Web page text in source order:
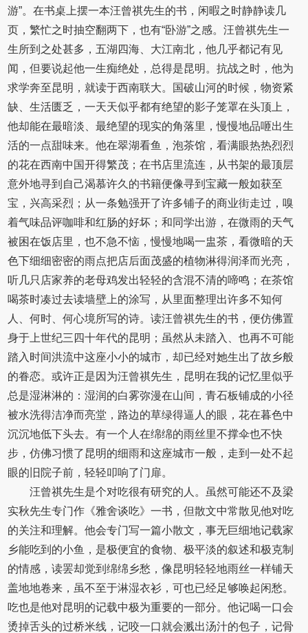
游”。在书桌上摆一本汪曾祺先生的书，闲暇之时静静读几
页，繁忙之时抽空翻两下，也有“卧游”之感。汪曾祺先生一
生所到之处甚多，五湖四海、大江南北，他几乎都记有见
闻，但要说起他一生痴绝处，总得是昆明。抗战之时，他为
求学奔至昆明，就读于西南联大。国破山河的时候，物资紧
缺、生活匮乏，一天天似乎都有绝望的影子笼罩在头顶上，
他却能在最暗淡、最绝望的现实的角落里，慢慢地品咂出生
活的一点甜味来。他在翠湖看鱼，泡茶馆，看满眼热热烈烈
的花在西南中国开得繁茂；在书店里流连，从书架的最顶层
意外地寻到自己渴慕许久的书籍便像寻到宝藏一般如获至
宝，兴高采烈；从一条勉强开了许多铺子的商业街走过，嗅
着气味品评咖啡和红肠的好坏；和同学出游，在微雨的天气
被困在饭店里，也不急不恼，慢慢地喝一盅茶，看微暗的天
色下细细密密的雨点把店后面茂盛的植物淋得润泽而光亮，
听几只店家养的老母鸡发出轻轻的含混不清的啼鸣；在茶馆
喝茶时凑过去读墙壁上的涂写，从里面整理出许多不知何
人、何时、何心境所写的诗。读汪曾祺先生的书，便仿佛置
身于上世纪三四十年代的昆明；虽然从未踏入、也再不可能
踏入时间洪流中这座小小的城市，却已经对她生出了故乡般
的眷恋。或许正是因为汪曾祺先生，昆明在我的记忆里似乎
总是湿淋淋的：湿润的白雾弥漫在山间，青石板铺成的小径
被水洗得洁净而亮堂，路边的草绿得逼人的眼，花在暮色中
沉沉地低下头去。有一个人在绵绵的雨丝里不撑伞也不快
步，仿佛习惯了昆明的细雨和这座城市一般，走到一处不起
眼的旧院子前，轻轻叩响了门扉。
汪曾祺先生是个对吃很有研究的人。虽然可能还不及梁
实秋先生专门作《雅舍谈吃》一书，但散文中常散见他对吃
的关注和理解。他会专门写一篇小散文，事无巨细地记载家
乡能吃到的小鱼，是极便宜的食物、极平淡的叙述和极克制
的情感，读罢却觉到绵绵乡愁，像昆明轻轻地雨丝一样铺天
盖地地卷来，虽不至于淋湿衣衫，可也已经足够唤起闲愁。
吃也是他对昆明的记载中极为重要的一部分。他记喝一口会
烫掉舌头的过桥米线，记咬一口就会溅出汤汁的包子，记骨